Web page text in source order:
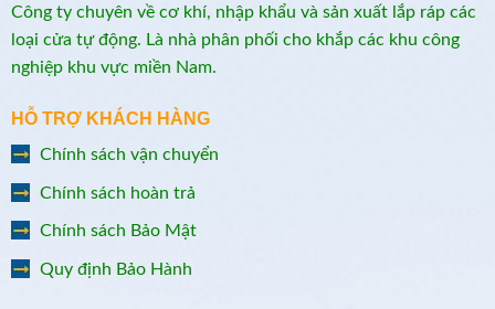
Công ty chuyên về cơ khí, nhập khẩu và sản xuất lắp ráp các
loại cửa tự động. Là nhà phân phối cho khắp các khu công
nghiệp khu vực miền Nam.
HỖ TRỢ KHÁCH HÀNG
Chính sách vận chuyển
Chính sách hoàn trả
Chính sách Bảo Mật
Quy định Bảo Hành